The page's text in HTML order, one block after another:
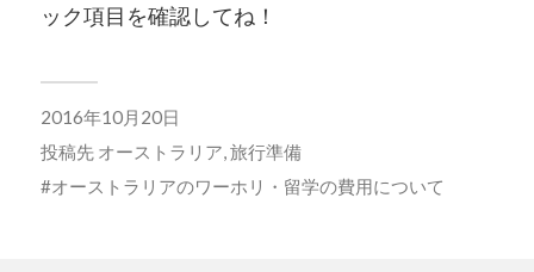
ック項目を確認してね！
2016年10月20日
投稿先 オーストラリア,旅行準備
オーストラリアのワーホリ・留学の費用について